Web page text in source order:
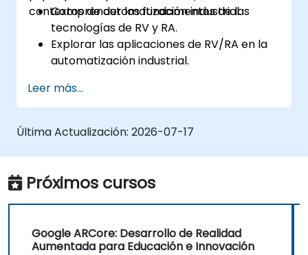
contextos de automatización industrial.
Comprender los fundamentos de las
tecnologías de RV y RA.
Explorar las aplicaciones de RV/RA en la
automatización industrial.
herramientas y software de RV/RA.
Aprender a diseñar y desarrollar
soluciones de RV/RA para proyectos de
Integrar tecnologías de RV/RA con
sistemas de automatización existentes.
Leer más...
Última Actualización: 2026-07-17
Próximos cursos
Google ARCore: Desarrollo de Realidad
Aumentada para Educación e Innovación